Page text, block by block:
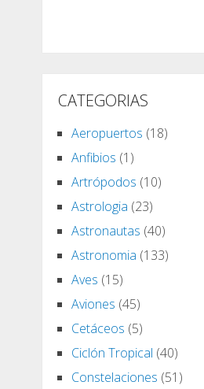
CATEGORIAS
Aeropuertos (18)
Anfibios (1)
Artrópodos (10)
Astrologia (23)
Astronautas (40)
Astronomia (133)
Aves (15)
Aviones (45)
Cetáceos (5)
Ciclón Tropical (40)
Constelaciones (51)